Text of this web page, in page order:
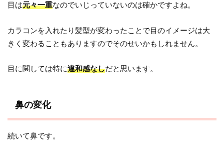
目は元々一重なのでいじっていないのは確かですよね。
カラコンを入れたり髪型が変わったことで目のイメージは大
きく変わることもありますのでそのせいかもしれません。
目に関しては特に違和感なしだと思います。
鼻の変化
続いて鼻です。